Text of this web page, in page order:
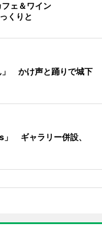
ェ＆ワイン
くりと
」 かけ声と踊りで城下
ギャラリー併設、